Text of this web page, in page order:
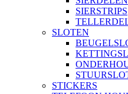
SIERSTRIPS
SLOTEN
STICKERS